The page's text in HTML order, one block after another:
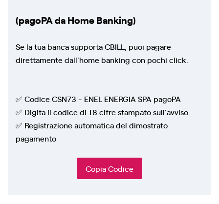
(pagoPA da Home Banking)
Se la tua banca supporta CBILL, puoi pagare
direttamente dall'home banking con pochi click.
✅ Codice CSN73 - ENEL ENERGIA SPA pagoPA
✅ Digita il codice di 18 cifre stampato sull'avviso
✅ Registrazione automatica del dimostrato
pagamento
Copia Codice